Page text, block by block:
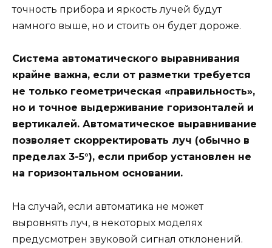
точность прибора и яркость лучей будут
намного выше, но и стоить он будет дороже.
Система автоматического выравнивания
крайне важна, если от разметки требуется
не только геометрическая «правильность»,
но и точное выдерживание горизонталей и
вертикалей. Автоматическое выравнивание
позволяет скорректировать луч (обычно в
пределах 3-5°), если прибор установлен не
на горизонтальном основании.
На случай, если автоматика не может
выровнять луч, в некоторых моделях
предусмотрен звуковой сигнал отклонений.